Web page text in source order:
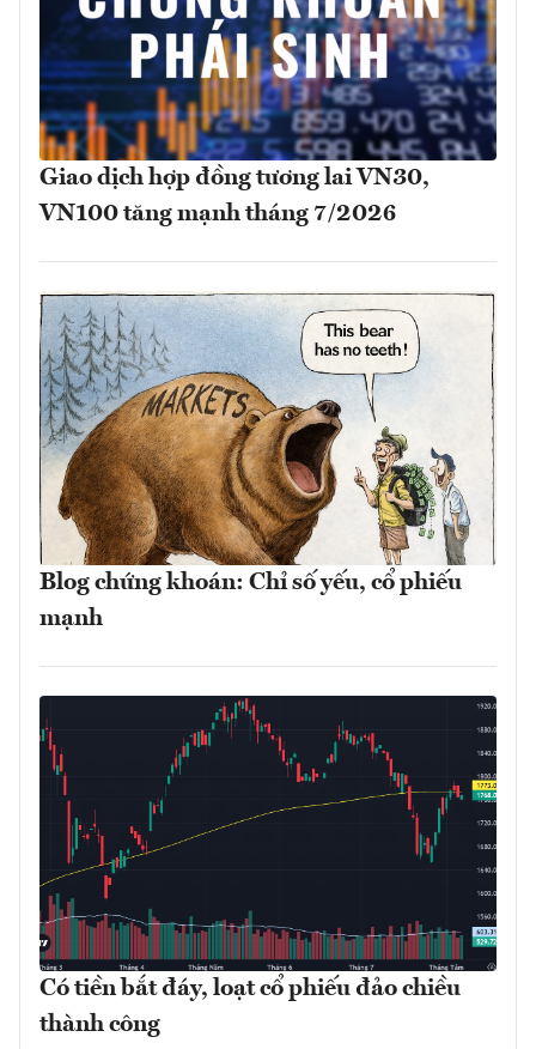
Giao dịch hợp đồng tương lai VN30,
VN100 tăng mạnh tháng 7/2026
Blog chứng khoán: Chỉ số yếu, cổ phiếu
mạnh
Có tiền bắt đáy, loạt cổ phiếu đảo chiều
thành công